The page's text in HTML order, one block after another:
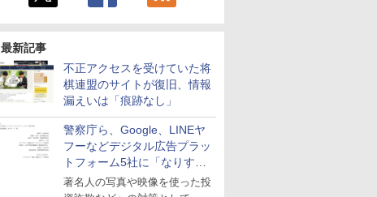
最新記事
不正アクセスを受けていた将
棋連盟のサイトが復旧、情報
漏えいは「痕跡なし」
警察庁ら、Google、LINEヤ
フーなどデジタル広告プラッ
トフォーム5社に「なりすま
し詐欺広告」対策強化を要請
著名人の写真や映像を使った投